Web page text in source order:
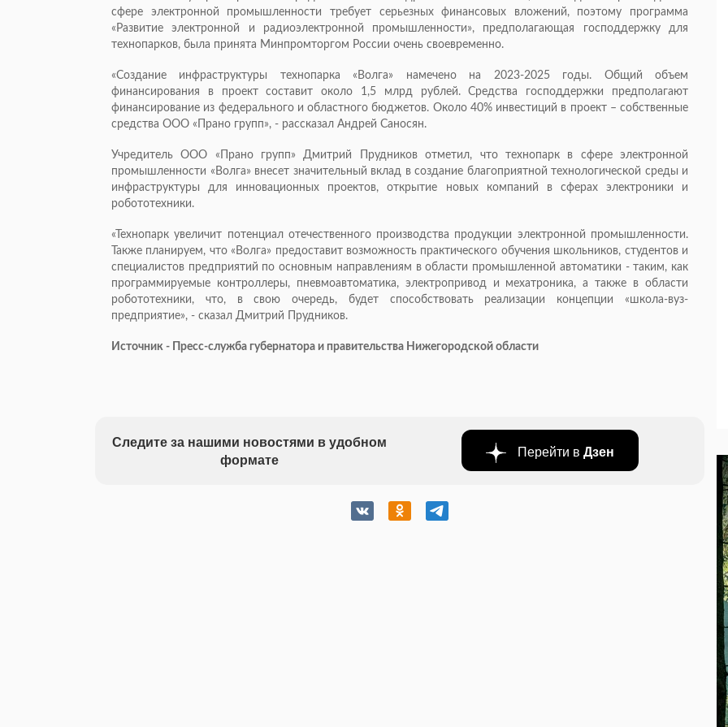
сфере электронной промышленности требует серьезных финансовых вложений, поэтому программа
«Развитие электронной и радиоэлектронной промышленности», предполагающая господдержку для
технопарков, была принята Минпромторгом России очень своевременно.
«Создание инфраструктуры технопарка «Волга» намечено на 2023-2025 годы. Общий объем
финансирования в проект составит около 1,5 млрд рублей. Средства господдержки предполагают
финансирование из федерального и областного бюджетов. Около 40% инвестиций в проект – собственные
средства ООО «Прано групп», - рассказал Андрей Саносян.
Учредитель ООО «Прано групп» Дмитрий Прудников отметил, что технопарк в сфере электронной
промышленности «Волга» внесет значительный вклад в создание благоприятной технологической среды и
инфраструктуры для инновационных проектов, открытие новых компаний в сферах электроники и
робототехники.
«Технопарк увеличит потенциал отечественного производства продукции электронной промышленности.
Также планируем, что «Волга» предоставит возможность практического обучения школьников, студентов и
специалистов предприятий по основным направлениям в области промышленной автоматики - таким, как
программируемые контроллеры, пневмоавтоматика, электропривод и мехатроника, а также в области
робототехники, что, в свою очередь, будет способствовать реализации концепции «школа-вуз-
предприятие», - сказал Дмитрий Прудников.
Источник - Пресс-служба губернатора и правительства Нижегородской области
Следите за нашими новостями в удобном
формате
Перейти в Дзен